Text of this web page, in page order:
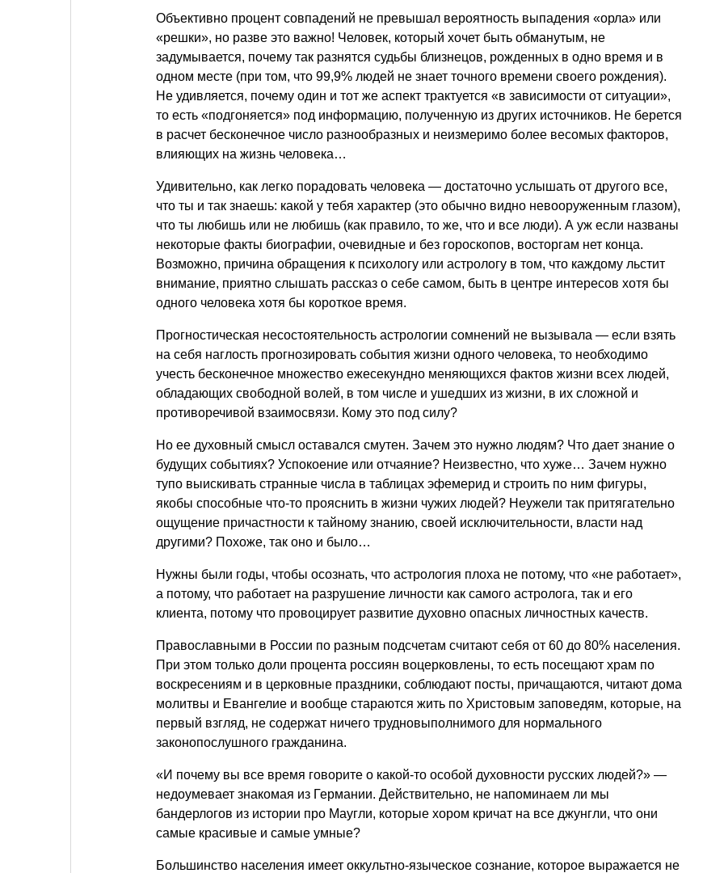
Объективно процент совпадений не превышал вероятность выпадения «орла» или
«решки», но разве это важно! Человек, который хочет быть обманутым, не
задумывается, почему так разнятся судьбы близнецов, рожденных в одно время и в
одном месте (при том, что 99,9% людей не знает точного времени своего рождения).
Не удивляется, почему один и тот же аспект трактуется «в зависимости от ситуации»,
то есть «подгоняется» под информацию, полученную из других источников. Не берется
в расчет бесконечное число разнообразных и неизмеримо более весомых факторов,
влияющих на жизнь человека…
Удивительно, как легко порадовать человека — достаточно услышать от другого все,
что ты и так знаешь: какой у тебя характер (это обычно видно невооруженным глазом),
что ты любишь или не любишь (как правило, то же, что и все люди). А уж если названы
некоторые факты биографии, очевидные и без гороскопов, восторгам нет конца.
Возможно, причина обращения к психологу или астрологу в том, что каждому льстит
внимание, приятно слышать рассказ о себе самом, быть в центре интересов хотя бы
одного человека хотя бы короткое время.
Прогностическая несостоятельность астрологии сомнений не вызывала — если взять
на себя наглость прогнозировать события жизни одного человека, то необходимо
учесть бесконечное множество ежесекундно меняющихся фактов жизни всех людей,
обладающих свободной волей, в том числе и ушедших из жизни, в их сложной и
противоречивой взаимосвязи. Кому это под силу?
Но ее духовный смысл оставался смутен. Зачем это нужно людям? Что дает знание о
будущих событиях? Успокоение или отчаяние? Неизвестно, что хуже… Зачем нужно
тупо выискивать странные числа в таблицах эфемерид и строить по ним фигуры,
якобы способные что-то прояснить в жизни чужих людей? Неужели так притягательно
ощущение причастности к тайному знанию, своей исключительности, власти над
другими? Похоже, так оно и было…
Нужны были годы, чтобы осознать, что астрология плоха не потому, что «не работает»,
а потому, что работает на разрушение личности как самого астролога, так и его
клиента, потому что провоцирует развитие духовно опасных личностных качеств.
Православными в России по разным подсчетам считают себя от 60 до 80% населения.
При этом только доли процента россиян воцерковлены, то есть посещают храм по
воскресениям и в церковные праздники, соблюдают посты, причащаются, читают дома
молитвы и Евангелие и вообще стараются жить по Христовым заповедям, которые, на
первый взгляд, не содержат ничего трудновыполнимого для нормального
законопослушного гражданина.
«И почему вы все время говорите о какой-то особой духовности русских людей?» —
недоумевает знакомая из Германии. Действительно, не напоминаем ли мы
бандерлогов из истории про Маугли, которые хором кричат на все джунгли, что они
самые красивые и самые умные?
Большинство населения имеет оккультно-языческое сознание, которое выражается не